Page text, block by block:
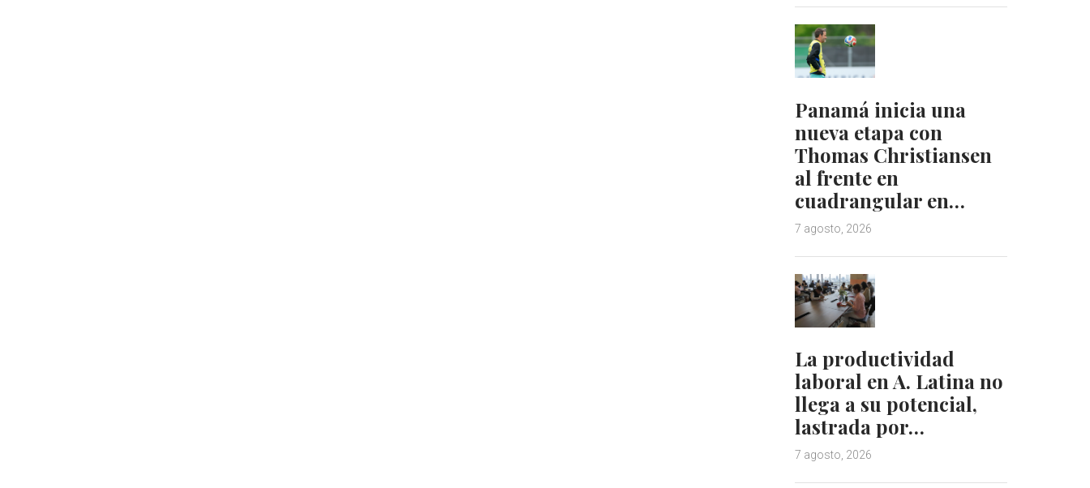
Panamá inicia una
nueva etapa con
Thomas Christiansen
al frente en
cuadrangular en…
7 agosto, 2026
La productividad
laboral en A. Latina no
llega a su potencial,
lastrada por…
7 agosto, 2026